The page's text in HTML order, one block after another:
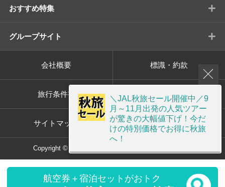
航空券＋宿泊セットがおトク
おすすめ特集 +
グループサイト +
会社概要 標識・約款
旅行条件書 プライバシーポリシー
サイトマップ 画面共有サポート
Copyright © ORION TOUR Co.,Ltd. All rights reserved.
＼JAL秋旅セール開催中／9
月～11月出発の人気ツアー
が驚きの大幅値下げ！今だ
けの特別価格でお得に秋旅
へ！